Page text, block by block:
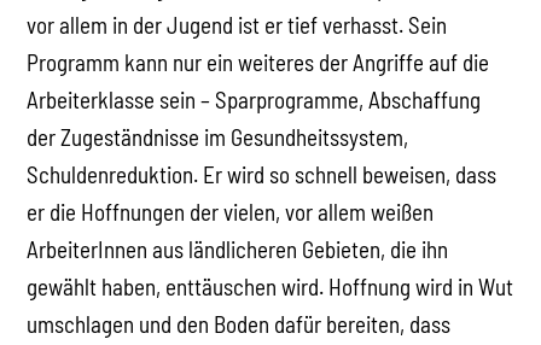
vor allem in der Jugend ist er tief verhasst. Sein
Programm kann nur ein weiteres der Angriffe auf die
Arbeiterklasse sein – Sparprogramme, Abschaffung
der Zugeständnisse im Gesundheitssystem,
Schuldenreduktion. Er wird so schnell beweisen, dass
er die Hoffnungen der vielen, vor allem weißen
ArbeiterInnen aus ländlicheren Gebieten, die ihn
gewählt haben, enttäuschen wird. Hoffnung wird in Wut
umschlagen und den Boden dafür bereiten, dass